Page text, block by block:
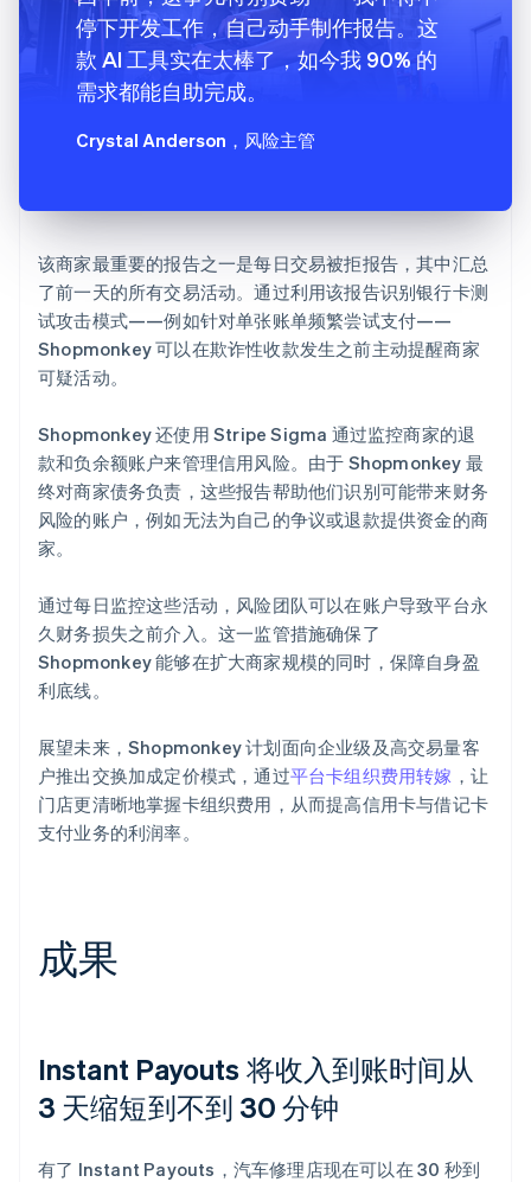
停下开发工作，自己动手制作报告。这
款 AI 工具实在太棒了，如今我 90% 的
需求都能自助完成。
Crystal Anderson ，风险主管
该商家最重要的报告之一是每日交易被拒报告，其中汇总
了前一天的所有交易活动。通过利用该报告识别银行卡测
试攻击模式——例如针对单张账单频繁尝试支付——
Shopmonkey 可以在欺诈性收款发生之前主动提醒商家
可疑活动。
Shopmonkey 还使用 Stripe Sigma 通过监控商家的退
款和负余额账户来管理信用风险。由于 Shopmonkey 最
终对商家债务负责，这些报告帮助他们识别可能带来财务
风险的账户，例如无法为自己的争议或退款提供资金的商
家。
通过每日监控这些活动，风险团队可以在账户导致平台永
久财务损失之前介入。这一监管措施确保了
Shopmonkey 能够在扩大商家规模的同时，保障自身盈
利底线。
展望未来，Shopmonkey 计划面向企业级及高交易量客
户推出交换加成定价模式，通过平台卡组织费用转嫁 ，让
门店更清晰地掌握卡组织费用，从而提高信用卡与借记卡
支付业务的利润率。
成果
Instant Payouts 将收入到账时间从
3 天缩短到不到 30 分钟
有了 Instant Payouts，汽车修理店现在可以在 30 秒到